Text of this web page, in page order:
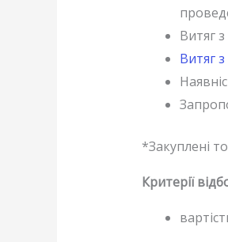
Витяг
Витяг
*Закуплені
Критерії